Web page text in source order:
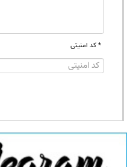
* کد امنیتی